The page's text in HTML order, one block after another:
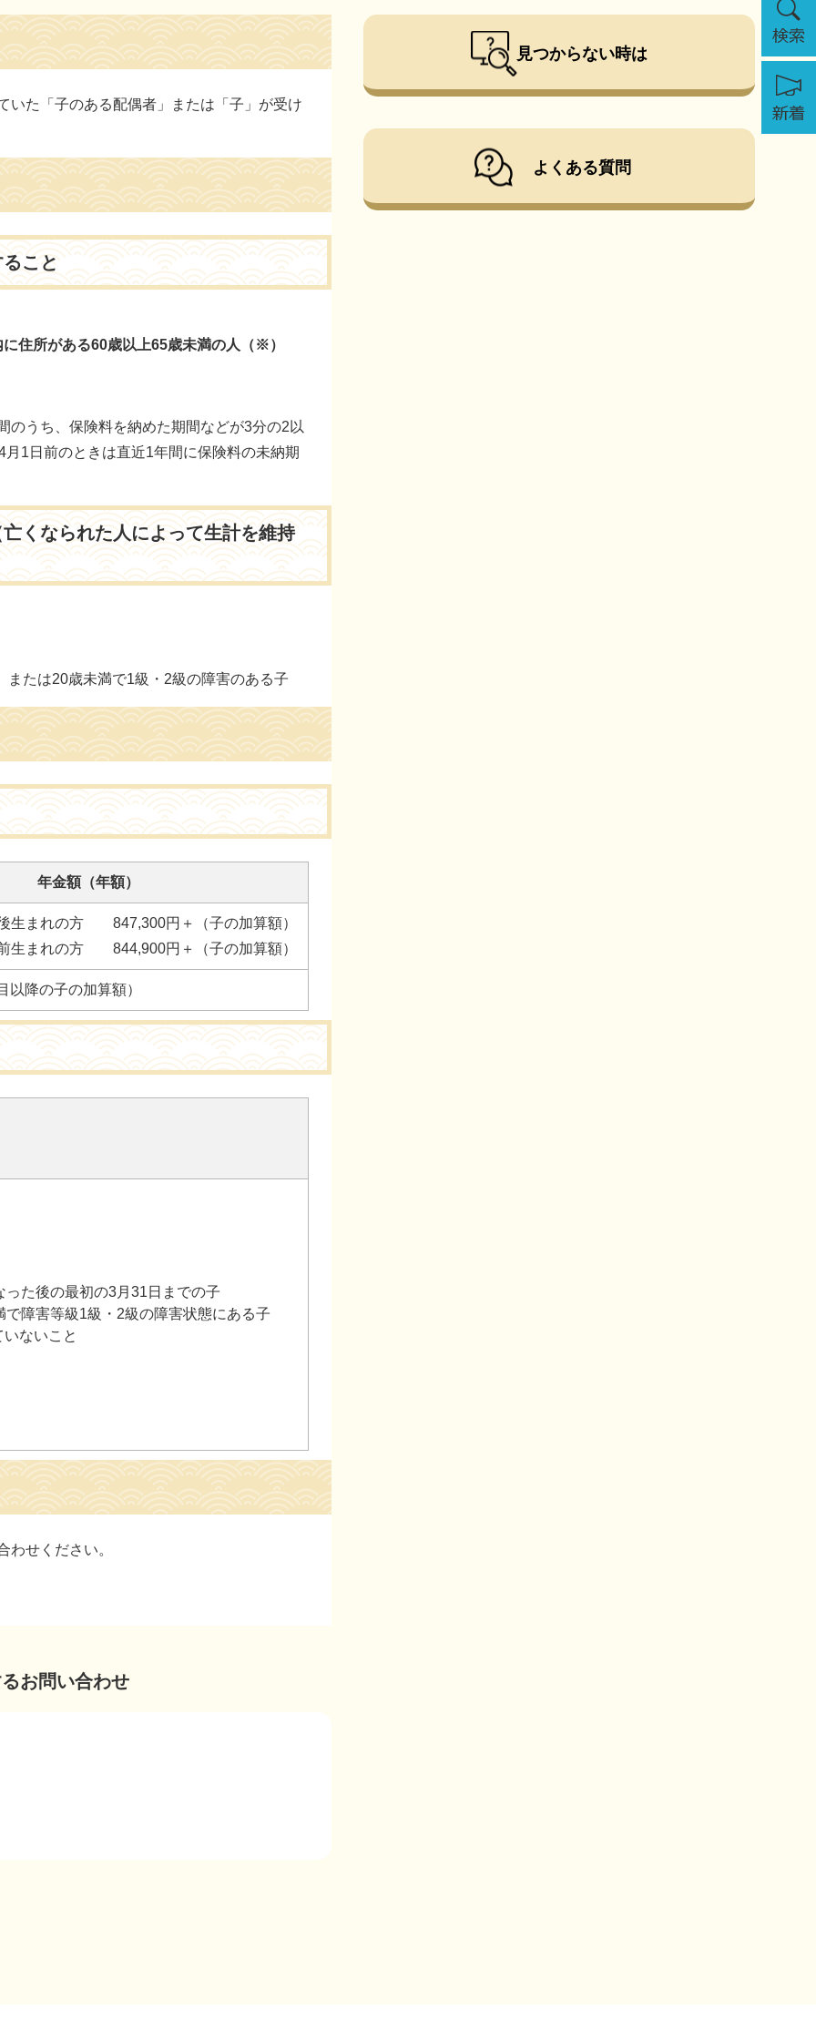
いた「子のある配偶者」または「子」が受け
こと
住所がある60歳以上65歳未満の人（※）
うち、保険料を納めた期間などが3分の2以
1日前のときは直近1年間に保険料の未納期
くなられた人によって生計を維持
たは20歳未満で1級・2級の障害のある子
年金額（年額）
生まれの方 847,300円＋（子の加算額）
生まれの方 844,900円＋（子の加算額）
以降の子の加算額）
った後の最初の3月31日までの子
で障害等級1級・2級の障害状態にある子
ないこと
わせください。
お問い合わせ
見つからない時は
よくある質問